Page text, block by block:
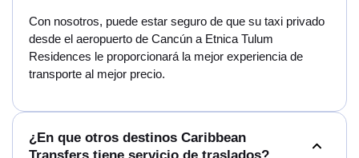
Con nosotros, puede estar seguro de que su taxi privado
desde el aeropuerto de Cancún a Etnica Tulum
Residences le proporcionará la mejor experiencia de
transporte al mejor precio.
¿En que otros destinos Caribbean